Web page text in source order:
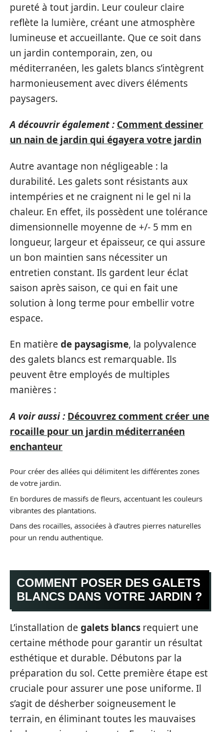
pureté à tout jardin. Leur couleur claire
reflète la lumière, créant une atmosphère
lumineuse et accueillante. Que ce soit dans
un jardin contemporain, zen, ou
méditerranéen, les galets blancs s’intègrent
harmonieusement avec divers éléments
paysagers.
A découvrir également : Comment dessiner
un nain de jardin qui égayera votre jardin
Autre avantage non négligeable : la
durabilité. Les galets sont résistants aux
intempéries et ne craignent ni le gel ni la
chaleur. En effet, ils possèdent une tolérance
dimensionnelle moyenne de +/- 5 mm en
longueur, largeur et épaisseur, ce qui assure
un bon maintien sans nécessiter un
entretien constant. Ils gardent leur éclat
saison après saison, ce qui en fait une
solution à long terme pour embellir votre
espace.
En matière de paysagisme, la polyvalence
des galets blancs est remarquable. Ils
peuvent être employés de multiples
manières :
A voir aussi : Découvrez comment créer une
rocaille pour un jardin méditerranéen
enchanteur
Pour créer des allées qui délimitent les différentes zones
de votre jardin.
En bordures de massifs de fleurs, accentuant les couleurs
vibrantes des plantations.
Dans des rocailles, associées à d’autres pierres naturelles
pour un rendu authentique.
COMMENT POSER DES GALETS
BLANCS DANS VOTRE JARDIN ?
L’installation de galets blancs requiert une
certaine méthode pour garantir un résultat
esthétique et durable. Débutons par la
préparation du sol. Cette première étape est
cruciale pour assurer une pose uniforme. Il
s’agit de désherber soigneusement le
terrain, en éliminant toutes les mauvaises